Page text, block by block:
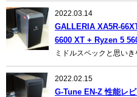
2022.03.14
GALLERIA XA5R-
6600 XT + Ryzen 5
ミドルスペックと思いき
2022.02.15
G-Tune EN-Z 性能レ